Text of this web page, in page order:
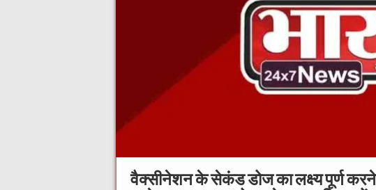
वैक्सीनेशन के सेकंड डोज का लक्ष्य पूर्ण करने